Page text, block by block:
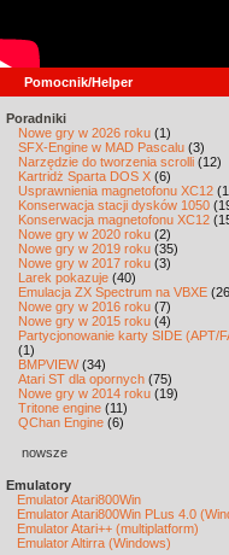
Pomocnik/Helper
Poradniki
Nowe gry w 2026 roku (1)
SFX-Engine w MAD Pascalu (3)
Narzędzie do tworzenia scrolli (12)
Kartridż Sparta DOS X (6)
Usprawnienia magnetofonu XC12
Konserwacja stacji dysków 1050
Konserwacja magnetofonu XC12
Nowe gry w 2020 roku (2)
Nowe gry w 2019 roku (35)
Nowe gry w 2017 roku (3)
Larek pokazuje (40)
Emulacja ZX Spectrum na VBXE
Nowe gry w 2016 roku (7)
Nowe gry w 2015 roku (4)
Partycjonowanie karty SIDE (APT/
(1)
BMPVIEW(34)
Atari ST dla opornych (75)
Nowe gry w 2014 roku (19)
Tritone engine (11)
QChan Engine (6)
nowsze
Emulatory
Emulator Atari800Win
Emulator Atari800Win PLus 4.0
Emulator Atari++ (multiplatform)
Emulator Altirra (Windows)